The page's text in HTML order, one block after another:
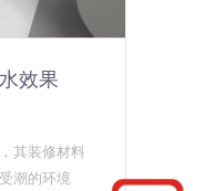
效果
其装修材料
潮的环境